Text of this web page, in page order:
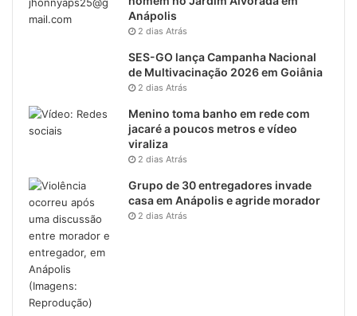
Anápolis
2 dias Atrás
SES-GO lança Campanha Nacional
de Multivacinação 2026 em Goiânia
2 dias Atrás
Menino toma banho em rede com
jacaré a poucos metros e vídeo
viraliza
2 dias Atrás
Grupo de 30 entregadores invade
casa em Anápolis e agride morador
2 dias Atrás